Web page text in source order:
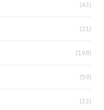
(43)
(21)
(198)
(59)
(33)